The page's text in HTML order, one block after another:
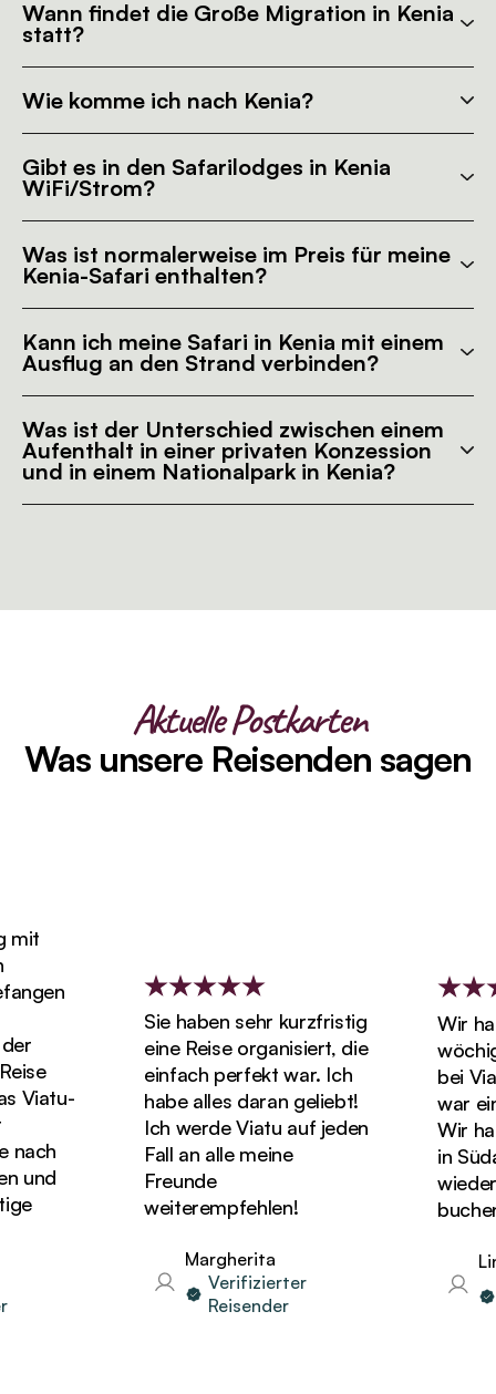
Wann findet die Große Migration in Kenia
statt?
Wie komme ich nach Kenia?
Gibt es in den Safarilodges in Kenia
WiFi/Strom?
Was ist normalerweise im Preis für meine
Kenia-Safari enthalten?
Kann ich meine Safari in Kenia mit einem
Ausflug an den Strand verbinden?
Was ist der Unterschied zwischen einem
Aufenthalt in einer privaten Konzession
und in einem Nationalpark in Kenia?
Aktuelle Postkarten
Was unsere Reisenden sagen
Sie haben sehr kurzfristig
eine Reise organisiert, die
einfach perfekt war. Ich
habe alles daran geliebt!
Ich werde Viatu auf jeden
Fall an alle meine
Freunde
weiterempfehlen!
Margherita
Verifizierter
Reisender
Wir
bei
war
Wir
in
wieder
buchen!